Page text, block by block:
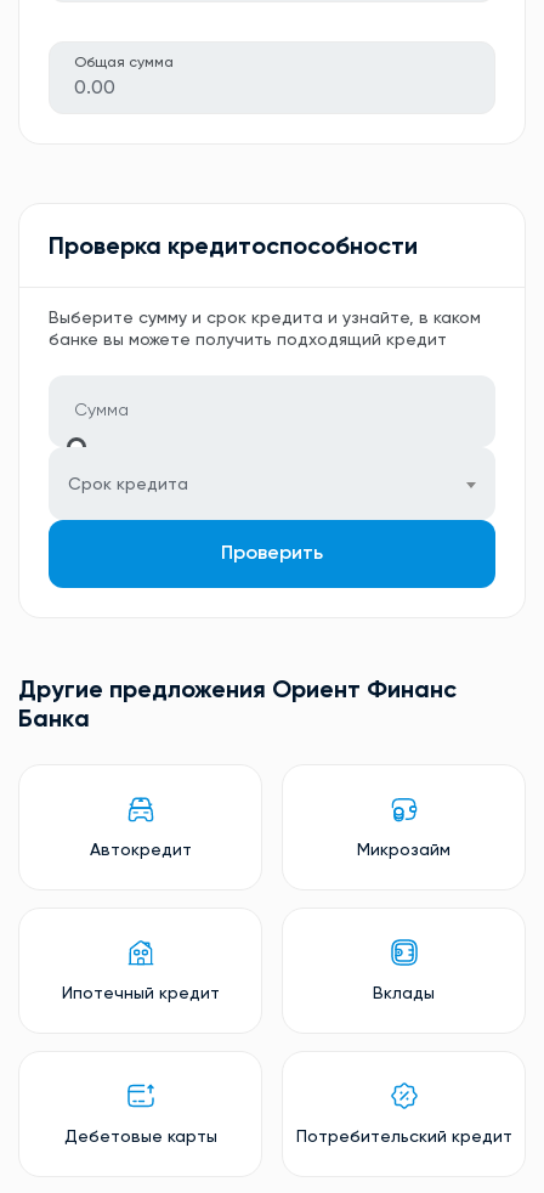
Общая сумма
0.00
Проверка кредитоспособности
Выберите сумму и срок кредита и узнайте, в каком
банке вы можете получить подходящий кредит
Срок кредита
Проверить
Другие предложения Ориент Финанс
Банкa
Автокредит Микрозайм
Ипотечный кредит Вклады
Дебетовые карты Потребительский кредит